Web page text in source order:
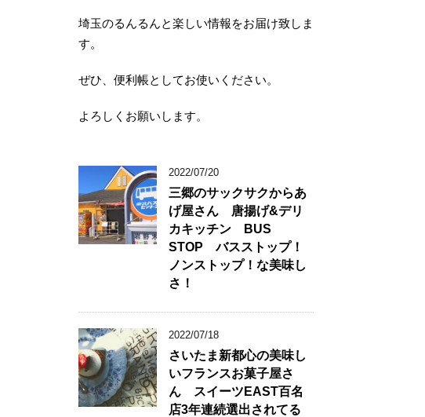
埼玉のるんるんと楽しい情報をお届け致しま
す。
ぜひ、便利帳としてお使いください。
よろしくお願いします。
2022/07/20
三郷のサックサクからあ
げ屋さん 唐揚げ&デリ
カキッチン BUS
STOP バスストップ！
ノンストップ！な美味し
さ！
2022/07/18
さいたま新都心の美味し
いフランスお菓子屋さ
ん スイーツEAST百名
店3年連続選出されてる